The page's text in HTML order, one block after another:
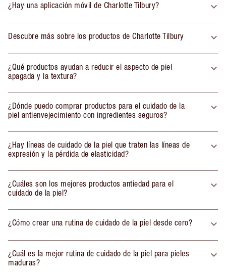
¿Hay una aplicación móvil de Charlotte Tilbury?
Descubre más sobre los productos de Charlotte Tilbury
¿Qué productos ayudan a reducir el aspecto de piel
apagada y la textura?
¿Dónde puedo comprar productos para el cuidado de la
piel antienvejecimiento con ingredientes seguros?
¿Hay líneas de cuidado de la piel que traten las líneas de
expresión y la pérdida de elasticidad?
¿Cuáles son los mejores productos antiedad para el
cuidado de la piel?
¿Cómo crear una rutina de cuidado de la piel desde cero?
¿Cuál es la mejor rutina de cuidado de la piel para pieles
maduras?